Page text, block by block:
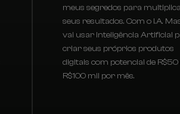
meus segredos para
seus resultados. Com o I.A.
vai usar Inteligência Artificial
criar seus próprios produtos
digitais com potencial de R$50
R$100 mil por mês.